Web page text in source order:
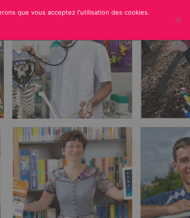
que vous acceptez l'utilisation des cookies.